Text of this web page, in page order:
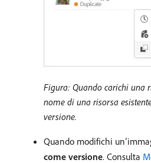
Figura: Quando carichi una
nome di una risorsa
versione.
Quando modifichi
come versione. Consulta